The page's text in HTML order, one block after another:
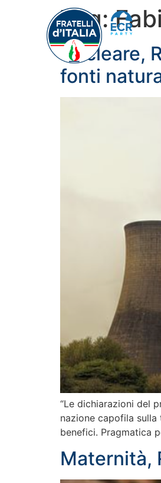
Tag:
Nucleare,
fonti
“Le dichiarazioni del
nazione capofila
benefici. Pragmatica
Maternità,